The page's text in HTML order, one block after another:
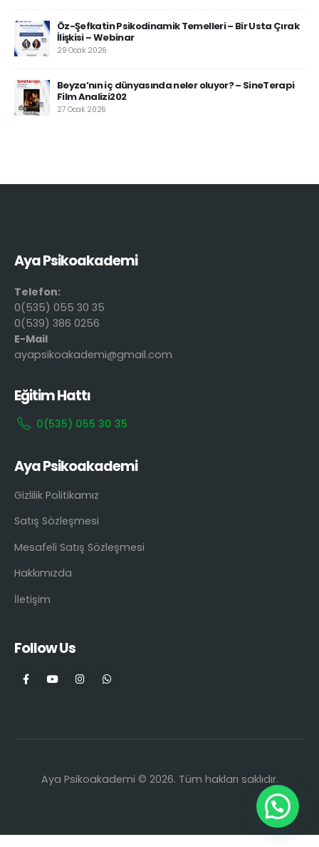
Öz-Şefkatin Psikodinamik Temelleri – Bir Usta Çırak
İlişkisi – Webinar
29 Ocak 2026
Beyza’nın iç dünyasında neler oluyor? – SineTerapi
Film Analizi202
27 Ocak 2026
Aya Psikoakademi
Telefon:
0(535) 055 30 35
0(539) 386 0256
E-Mail
ayapsikoakademi@gmail.com
Eğitim Hattı
0(535) 055 30 35
Aya Psikoakademi
Gizlilik Politikamız
Satış Sözleşmesi
Mesafeli Satış Sözleşmesi
Hakkımızda
İletişim
Follow Us
Aya Psikoakademi © 2026. Tüm hakları saklıdır.